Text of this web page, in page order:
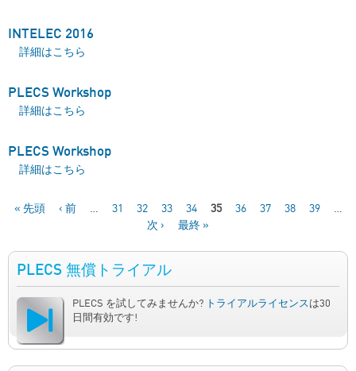
INTELEC 2016
INTELEC 2016 について
詳細はこちら
PLECS Workshop
PLECS Workshop について
詳細はこちら
PLECS Workshop
PLECS Workshop について
詳細はこちら
« 先頭 ‹ 前 … 31 32 33 34 35 36 37 38 39
…
次 ›
最終 »
PLECS 無償トライアル
PLECS を試してみませんか? トライアルライセンスは30
日間有効です!